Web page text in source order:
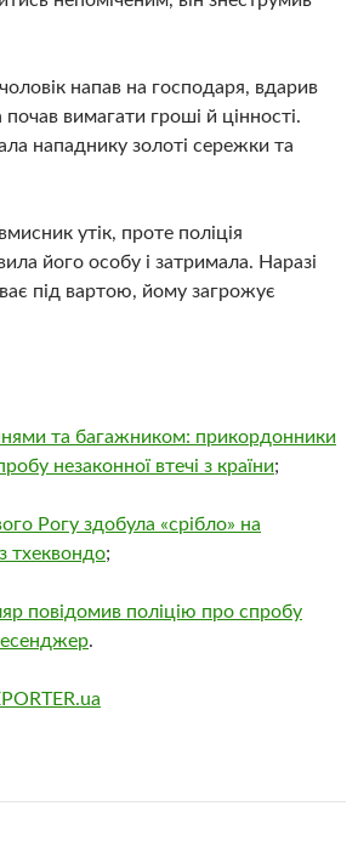
напав на господаря, вдарив
вимагати гроші й цінності.
нападнику золоті сережки та
утік, проте поліція
його особу і затримала. Наразі
під вартою, йому загрожує
та багажником: прикордонники
незаконної втечі з країни;
Рогу здобула «срібло» на
тхеквондо;
повідомив поліцію про спробу
.